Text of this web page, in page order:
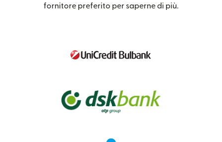
fornitore preferito per saperne di più.